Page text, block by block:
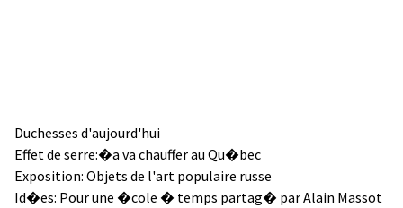
Duchesses d'aujourd'hui
Effet de serre:�a va chauffer au Qu�bec
Exposition: Objets de l'art populaire russe
Id�es: Pour une �cole � temps partag� par Alain Massot